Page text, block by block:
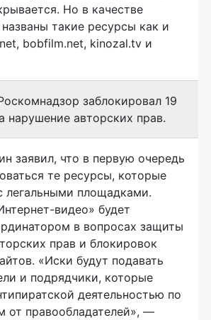
Но в качестве
такие ресурсы как и
bobfilm.net, kinozal.tv и
заблокировал 19
нарушение авторских прав.
заявил, что в первую очередь
те ресурсы, которые
легальными площадками.
видео» будет
в вопросах защиты
прав и блокировок
«Иски будут подавать
и подрядчики, которые
деятельностью по
от правообладателей», —